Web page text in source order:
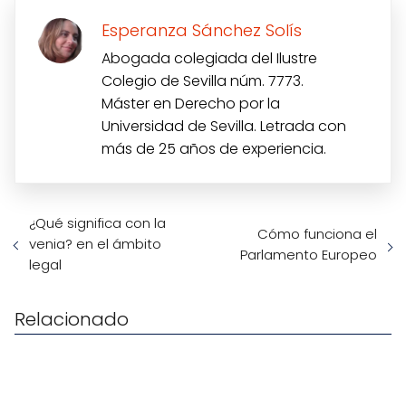
Esperanza Sánchez Solís
Abogada colegiada del Ilustre
Colegio de Sevilla núm. 7773.
Máster en Derecho por la
Universidad de Sevilla. Letrada con
más de 25 años de experiencia.
¿Qué significa con la
venia? en el ámbito
legal
Cómo funciona el
Parlamento Europeo
Relacionado